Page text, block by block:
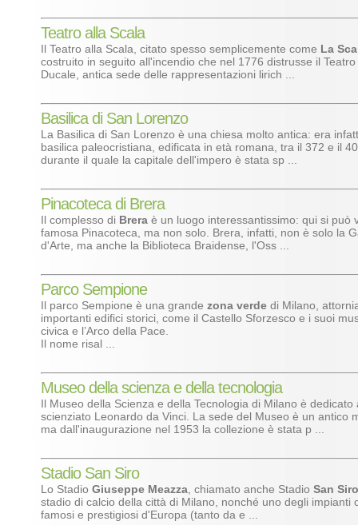
Teatro alla Scala
Il Teatro alla Scala, citato spesso semplicemente come La
costruito in seguito all'incendio che nel 1776 distrusse il
Ducale, antica sede delle rappresentazioni lirich ...
Basilica di San Lorenzo
La Basilica di San Lorenzo è una chiesa molto antica: era
basilica paleocristiana, edificata in età romana, tra il 372 e il
durante il quale la capitale dell'impero è stata sp ...
Pinacoteca di Brera
Il complesso di Brera è un luogo interessantissimo: qui si può
famosa Pinacoteca, ma non solo. Brera, infatti, non è solo la
d'Arte, ma anche la Biblioteca Braidense, l'Oss ...
Parco Sempione
Il parco Sempione è una grande zona verde di Milano,
importanti edifici storici, come il Castello Sforzesco e i suoi
civica e l’Arco della Pace.
Il nome risal ...
Museo della scienza e della tecnologia
Il Museo della Scienza e della Tecnologia di Milano è dedicato
scienziato Leonardo da Vinci. La sede del Museo è un antico
ma dall'inaugurazione nel 1953 la collezione è stata p ...
Stadio San Siro
Lo Stadio Giuseppe Meazza , chiamato anche Stadio San Siro
stadio di calcio della città di Milano, nonché uno degli impianti
famosi e prestigiosi d'Europa (tanto da e ...